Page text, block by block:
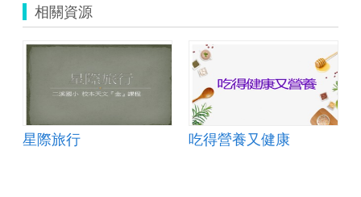
相關資源
星際旅行 吃得營養又健康